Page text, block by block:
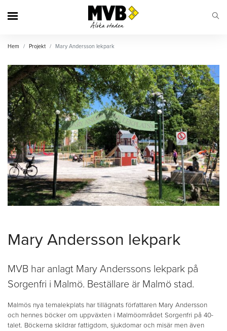
Hem Projekt Mary Andersson lekpark
Mary Andersson lekpark
MVB har anlagt Mary Anderssons lekpark på
Sorgenfri i Malmö. Beställare är Malmö stad.
Malmös nya temalekplats har tillägnats författaren Mary Andersson
och hennes böcker om uppväxten i Malmöområdet Sorgenfri på 40-
talet. Böckerna skildrar fattigdom, sjukdomar och misär men även